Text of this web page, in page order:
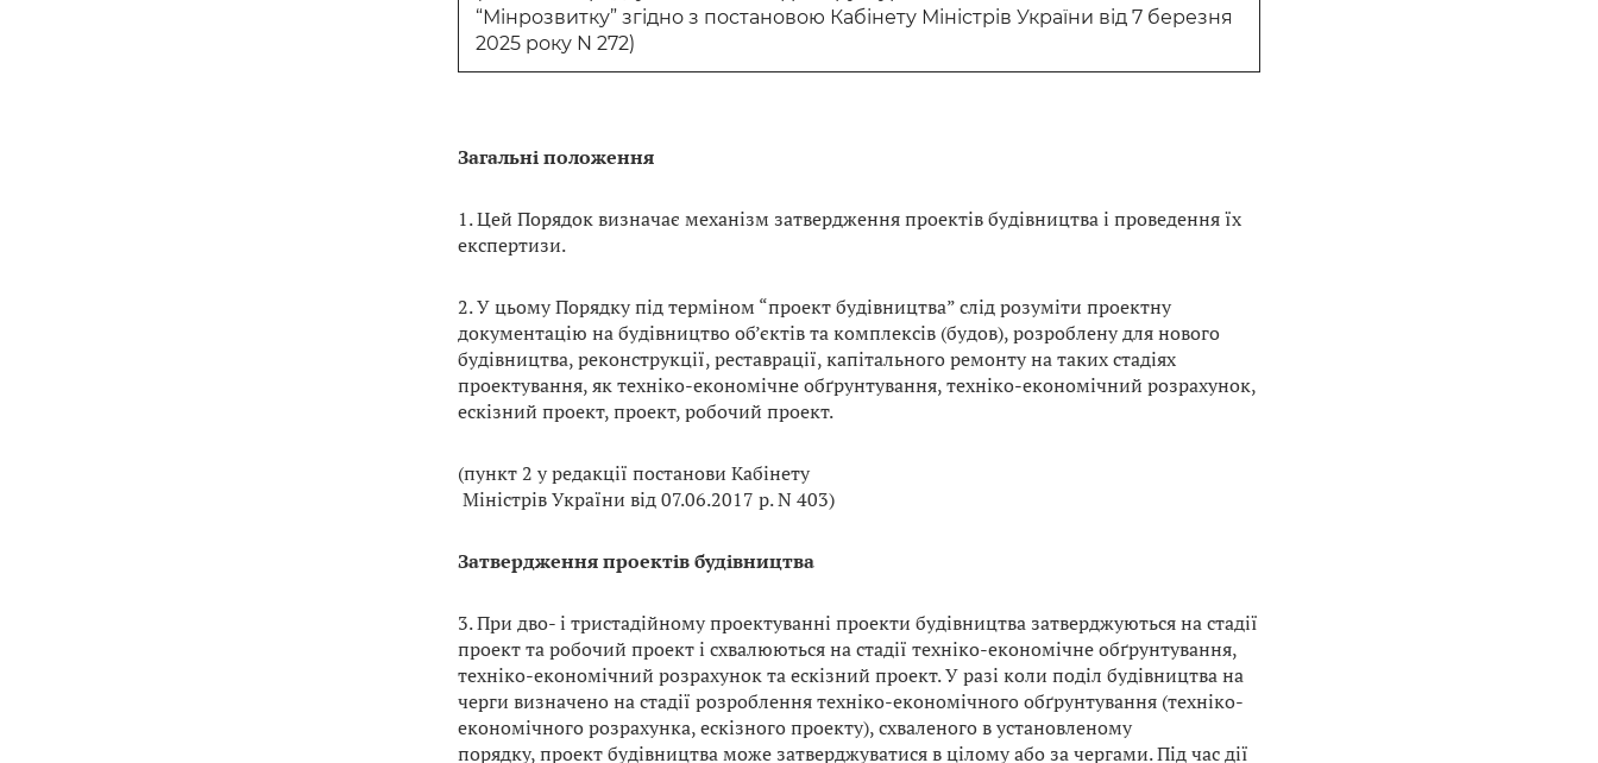
“Мінрозвитку” згідно з постановою Кабінету Міністрів України від 7 березня
2025 року N 272)
Загальні положення
1. Цей Порядок визначає механізм затвердження проектів будівництва і проведення їх
експертизи.
2. У цьому Порядку під терміном “проект будівництва” слід розуміти проектну
документацію на будівництво об’єктів та комплексів (будов), розроблену для нового
будівництва, реконструкції, реставрації, капітального ремонту на таких стадіях
проектування, як техніко-економічне обґрунтування, техніко-економічний розрахунок,
ескізний проект, проект, робочий проект.
(пункт 2 у редакції постанови Кабінету
Міністрів України від 07.06.2017 р. N 403)
Затвердження проектів будівництва
3. При дво- і тристадійному проектуванні проекти будівництва затверджуються на стадії
проект та робочий проект і схвалюються на стадії техніко-економічне обґрунтування,
техніко-економічний розрахунок та ескізний проект. У разі коли поділ будівництва на
черги визначено на стадії розроблення техніко-економічного обґрунтування (техніко-
економічного розрахунка, ескізного проекту), схваленого в установленому
порядку, проект будівництва може затверджуватися в цілому або за чергами. Під час дії